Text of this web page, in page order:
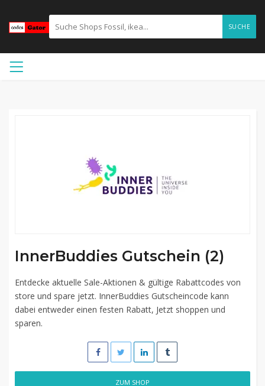
SUCHE
InnerBuddies Gutschein (2)
Entdecke aktuelle Sale-Aktionen & gültige Rabattcodes von
store und spare jetzt. InnerBuddies Gutscheincode kann
dabei entweder einen festen Rabatt, Jetzt shoppen und
sparen.
ZUM SHOP